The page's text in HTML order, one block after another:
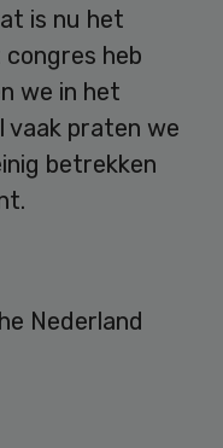
is nu het
heb
we in het
vaak praten we
betrekken
Nederland